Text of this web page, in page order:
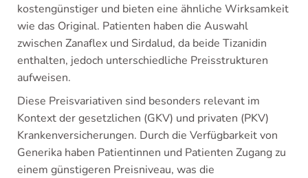
kostengünstiger und bieten eine ähnliche Wirksamkeit
wie das Original. Patienten haben die Auswahl
zwischen Zanaflex und Sirdalud, da beide Tizanidin
enthalten, jedoch unterschiedliche Preisstrukturen
aufweisen.
Diese Preisvariativen sind besonders relevant im
Kontext der gesetzlichen (GKV) und privaten (PKV)
Krankenversicherungen. Durch die Verfügbarkeit von
Generika haben Patientinnen und Patienten Zugang zu
einem günstigeren Preisniveau, was die